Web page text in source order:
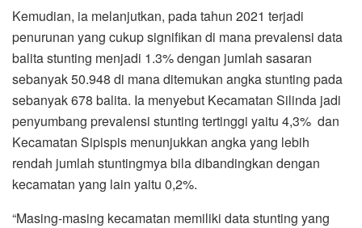
Kemudian, ia melanjutkan, pada tahun 2021 terjadi
penurunan yang cukup signifikan di mana prevalensi data
balita stunting menjadi 1.3% dengan jumlah sasaran
sebanyak 50.948 di mana ditemukan angka stunting pada
sebanyak 678 balita. Ia menyebut Kecamatan Silinda jadi
penyumbang prevalensi stunting tertinggi yaitu 4,3% dan
Kecamatan Sipispis menunjukkan angka yang lebih
rendah jumlah stuntingmya bila dibandingkan dengan
kecamatan yang lain yaitu 0,2%.
“Masing-masing kecamatan memiliki data stunting yang